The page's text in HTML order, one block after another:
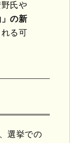
氏や
」の新
る可
選挙での